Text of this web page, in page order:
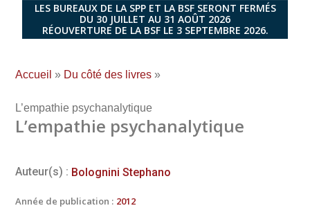
LES BUREAUX DE LA SPP ET LA BSF SERONT FERMÉS
DU 30 JUILLET AU 31 AOÛT 2026
RÉOUVERTURE DE LA BSF LE 3 SEPTEMBRE 2026.
Accueil » Du côté des livres »
L’empathie psychanalytique
L’empathie psychanalytique
Auteur(s) : Bolognini Stephano
Année de publication : 2012